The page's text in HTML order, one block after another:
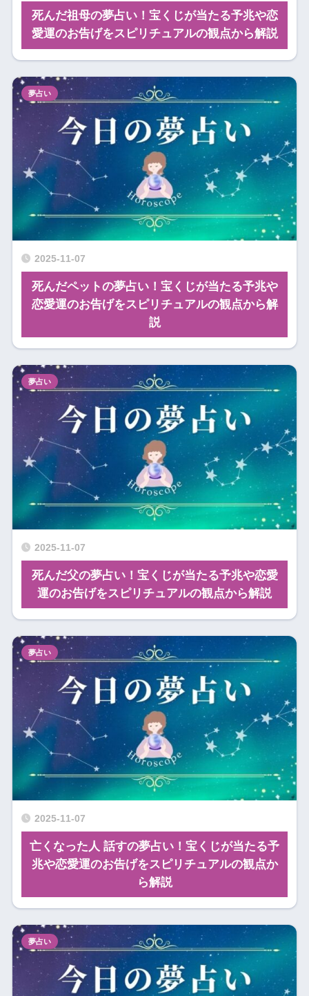
死んだ祖母の夢占い！宝くじが当たる予兆や恋
愛運のお告げをスピリチュアルの観点から解説
2025-11-07
死んだペットの夢占い！宝くじが当たる予兆や
恋愛運のお告げをスピリチュアルの観点から解
説
夢占い
2025-11-07
死んだ父の夢占い！宝くじが当たる予兆や恋愛
運のお告げをスピリチュアルの観点から解説
夢占い
2025-11-07
亡くなった人 話すの夢占い！宝くじが当たる予
兆や恋愛運のお告げをスピリチュアルの観点か
ら解説
夢占い
夢占い